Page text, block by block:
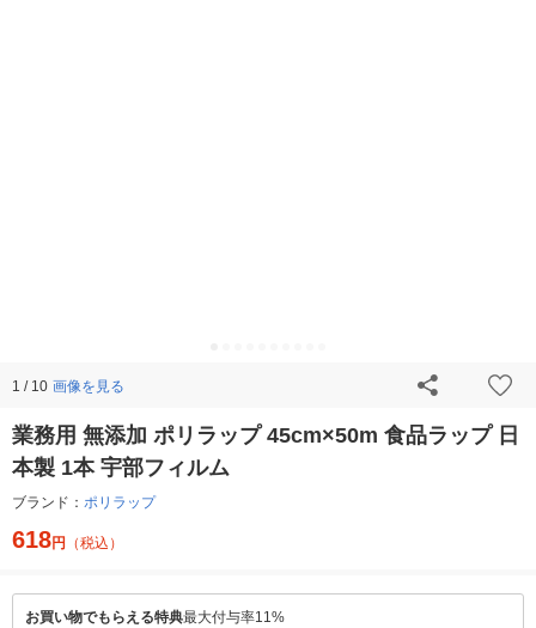
1 / 10 画像を見る
業務用 無添加 ポリラップ 45cm×50m 食品ラップ 日
本製 1本 宇部フィルム
ブランド： ポリラップ
618円 （税込）
お買い物でもらえる特典最大付与率11%